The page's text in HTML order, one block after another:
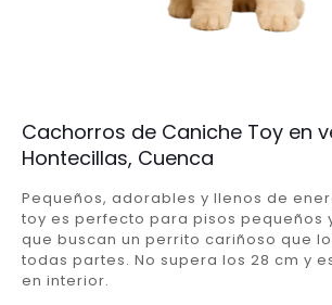
Cachorros de Caniche Toy en
Hontecillas, Cuenca
Pequeños, adorables y llenos de
toy es perfecto para pisos pequeños
que buscan un perrito cariñoso que
todas partes. No supera los 28 cm y
en interior.